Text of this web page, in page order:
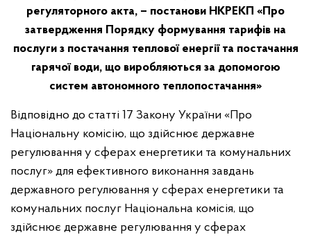
регуляторного акта, – постанови НКРЕКП «Про
затвердження Порядку формування тарифів на
послуги з постачання теплової енергії та постачання
гарячої води, що виробляються за допомогою
систем автономного теплопостачання»
Відповідно до статті 17 Закону України «Про
Національну комісію, що здійснює державне
регулювання у сферах енергетики та комунальних
послуг» для ефективного виконання завдань
державного регулювання у сферах енергетики та
комунальних послуг Національна комісія, що
здійснює державне регулювання у сферах